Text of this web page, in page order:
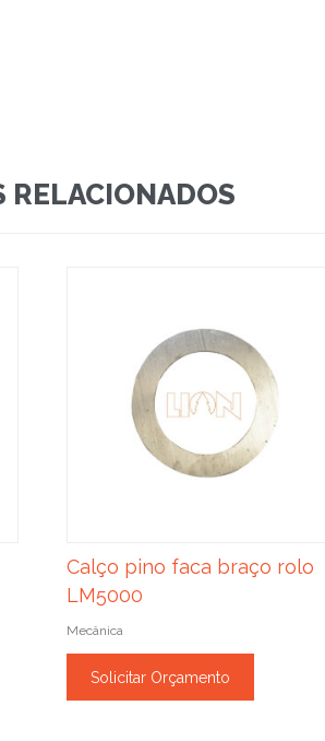
RELACIONADOS
Calço pino faca braço rolo
LM5000
Mecânica
Solicitar Orçamento